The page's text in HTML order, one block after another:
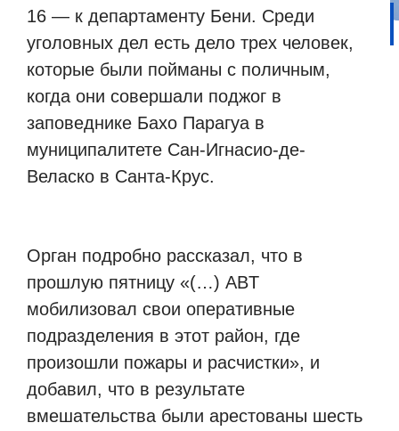
16 — к департаменту Бени. Среди
уголовных дел есть дело трех человек,
которые были пойманы с поличным,
когда они совершали поджог в
заповеднике Бахо Парагуа в
муниципалитете Сан-Игнасио-де-
Веласко в Санта-Крус.
Орган подробно рассказал, что в
прошлую пятницу «(…) ABT
мобилизовал свои оперативные
подразделения в этот район, где
произошли пожары и расчистки», и
добавил, что в результате
вмешательства были арестованы шесть